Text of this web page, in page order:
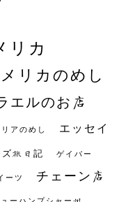
リカ
リカのめし
エルのお店
アのめし エッセイ
旅日記 ゲイバー
ーツ チェーン店
ューハンプシャー州